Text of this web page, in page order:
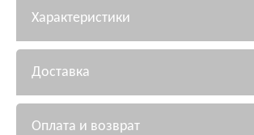
Характеристики
Доставка
Оплата и возврат